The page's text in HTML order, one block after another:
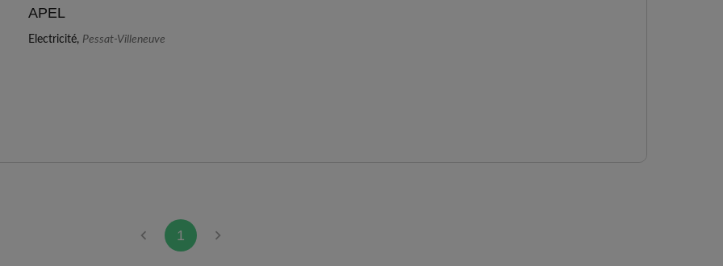
APEL
Electricité, Pessat-Villeneuve
1